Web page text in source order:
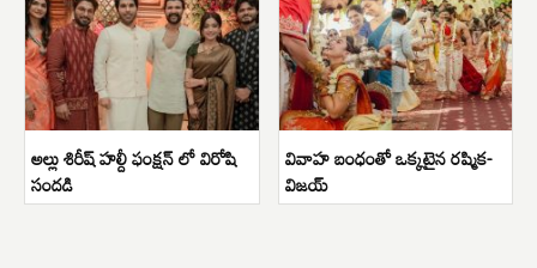
అల్లు శిరీష్ హల్దీ ఫంక్షన్ లో విరోషి
సందడి
వివాహ బంధంతో ఒక్కటైన రష్మిక-
విజయ్